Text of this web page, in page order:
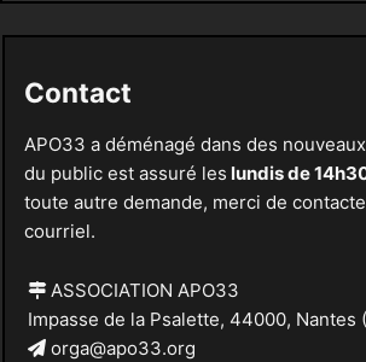
Contact
APO33 a déménagé dans des nouveaux
du public est assuré les lundis de
toute autre demande, merci de
courriel.
ASSOCIATION APO33
Impasse de la Psalette, 44000, Nantes
orga@apo33.org